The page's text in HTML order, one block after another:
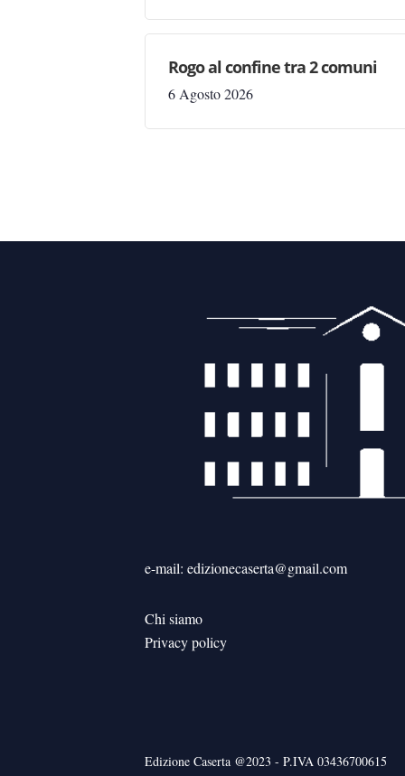
Rogo al confine tra 2 comuni
6 Agosto 2026
e-mail: edizionecaserta@gmail.com
Chi siamo
Privacy policy
Edizione Caserta @2023 - P.IVA 03436700615